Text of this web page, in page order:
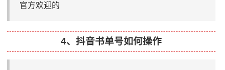
官方欢迎的
4、抖音书单号如何操作